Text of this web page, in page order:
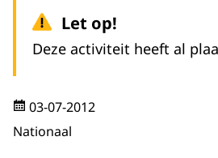
Let op!
Deze activiteit heeft al
03-07-2012
Nationaal